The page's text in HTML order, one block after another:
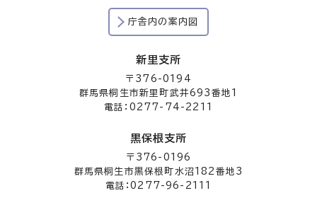
庁舎内の案内図
新里支所
〒376-0194
群馬県桐生市新里町武井693番地1
電話：0277-74-2211
黒保根支所
〒376-0196
群馬県桐生市黒保根町水沼182番地3
電話：0277-96-2111